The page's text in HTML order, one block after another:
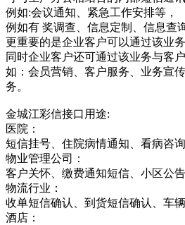
例如:会议通知、紧急工作安排等，
例如有 奖调查、信息定制、信息查
更重要的是企业客户可以通过该业
同时企业客户还可通过该业务与客
如：会员营销、客户服务、业务宣
务。
金城江彩信接口用途:
医院：
短信挂号、住院病情通知、看病咨
物业管理公司：
客户关怀、缴费通知短信、小区公告
物流行业：
收单短信确认、到货短信确认、车辆
酒店：